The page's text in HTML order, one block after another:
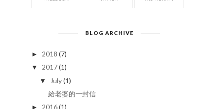
BLOG ARCHIVE
► 2018 (7)
▼ 2017(1)
▼ July(1)
給老婆的一封信
► 2016(1)